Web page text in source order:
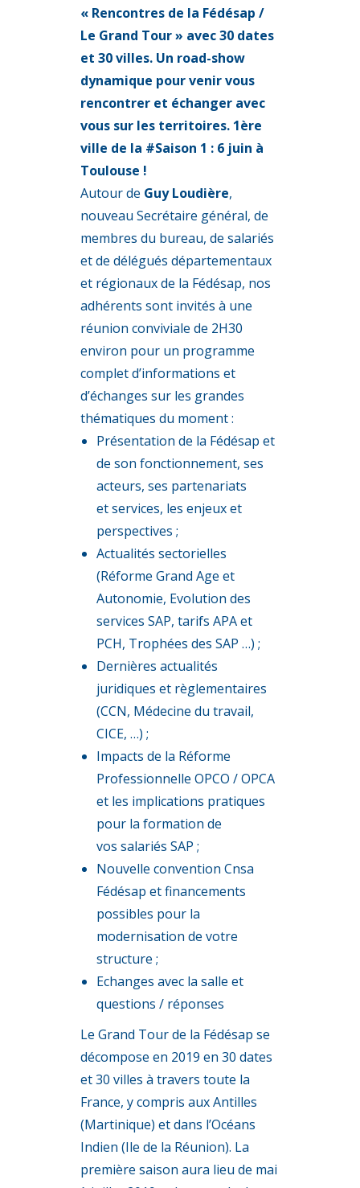
« Rencontres de la Fédésap /
Le Grand Tour » avec 30 dates
et 30 villes. Un road-show
dynamique pour venir vous
rencontrer et échanger avec
vous sur les territoires. 1ère
ville de la #Saison 1 : 6 juin à
Toulouse !
Autour de Guy Loudière,
nouveau Secrétaire général, de
membres du bureau, de salariés
et de délégués départementaux
et régionaux de la Fédésap, nos
adhérents sont invités à une
réunion conviviale de 2H30
environ pour un programme
complet d’informations et
d’échanges sur les grandes
thématiques du moment :
Présentation de la Fédésap et
de son fonctionnement, ses
acteurs, ses partenariats
et services, les enjeux et
perspectives ;
Actualités sectorielles
(Réforme Grand Age et
Autonomie, Evolution des
services SAP, tarifs APA et
PCH, Trophées des SAP …) ;
Dernières actualités
juridiques et règlementaires
(CCN, Médecine du travail,
CICE, …) ;
Impacts de la Réforme
Professionnelle OPCO / OPCA
et les implications pratiques
pour la formation de
vos salariés SAP ;
Nouvelle convention Cnsa
Fédésap et financements
possibles pour la
modernisation de votre
structure ;
Echanges avec la salle et
questions / réponses
Le Grand Tour de la Fédésap se
décompose en 2019 en 30 dates
et 30 villes à travers toute la
France, y compris aux Antilles
(Martinique) et dans l’Océans
Indien (Ile de la Réunion). La
première saison aura lieu de mai